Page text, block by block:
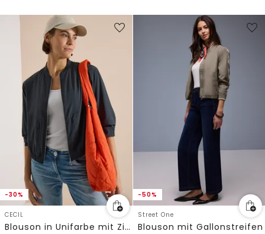
-30%
CECIL
Blouson in Unifarbe mit Zipper
-50%
Street One
Blouson mit Gallonstreifen